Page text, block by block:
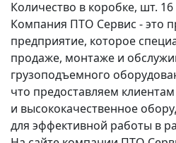
Количество в коробке, шт. 16
Компания ПТО Сервис - это
предприятие, которое
продаже, монтаже и
грузоподъемного
что предоставляем
и высококачественное
для эффективной работы в